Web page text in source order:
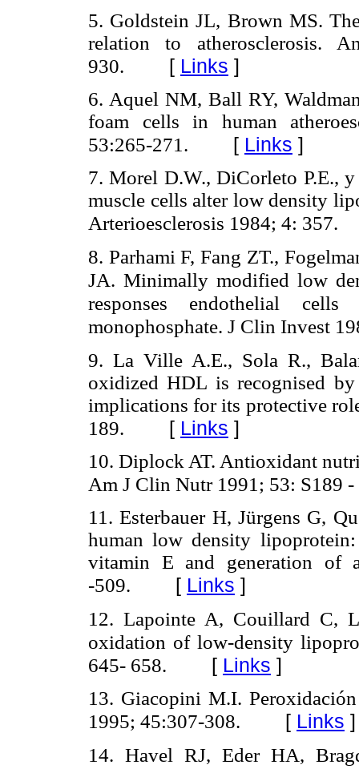
5. Goldstein JL, Brown MS.
relation to atherosclerosis.
930. [ Links ]
6. Aquel NM, Ball RY,
foam cells in human
53:265-271. [ Links ]
7. Morel D.W., DiCorleto P.E.,
muscle cells alter low density
Arterioesclerosis 1984; 4: 357.
8. Parhami F, Fang ZT.,
JA. Minimally modified low
responses endothelial
monophosphate. J Clin Invest
9. La Ville A.E., Sola R.,
oxidized HDL is recognised by
implications for its protective
189. [ Links ]
10. Diplock AT. Antioxidant
Am J Clin Nutr 1991; 53: S189 -
11. Esterbauer H, Jürgens G,
human low density
vitamin E and generation of
-509. [ Links ]
12. Lapointe A, Couillard C,
oxidation of low-density
645- 658. [ Links ]
13. Giacopini M.I.
1995; 45:307-308. [ Links ]
14. Havel RJ, Eder HA,